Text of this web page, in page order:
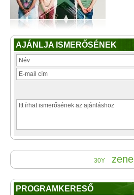
AJÁNLJA ISMERŐSÉNEK
30Y zene
PROGRAMKERESŐ